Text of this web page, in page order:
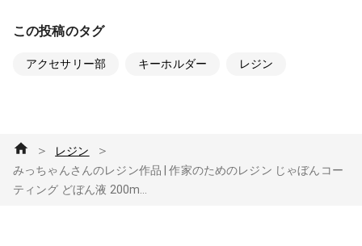
この投稿のタグ
アクセサリー部 キーホルダー レジン
＞ レジン ＞
みっちゃんさんのレジン作品 | 作家のためのレジン じゃぼんコー
ティング どぼん液 200m...